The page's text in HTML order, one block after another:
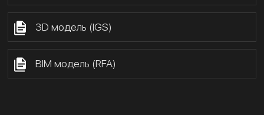
3D модель (IGS)
BIM модель (RFA)